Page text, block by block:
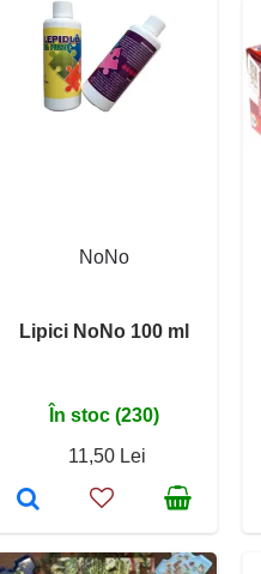
NoNo
Lipici NoNo 100 ml
În stoc (230)
11,50 Lei